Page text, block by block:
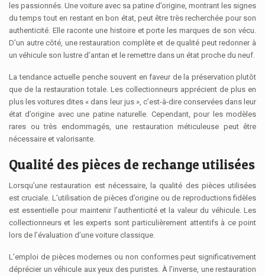
les passionnés. Une voiture avec sa patine d’origine, montrant les signes
du temps tout en restant en bon état, peut être très recherchée pour son
authenticité. Elle raconte une histoire et porte les marques de son vécu.
D’un autre côté, une restauration complète et de qualité peut redonner à
un véhicule son lustre d’antan et le remettre dans un état proche du neuf.
La tendance actuelle penche souvent en faveur de la préservation plutôt
que de la restauration totale. Les collectionneurs apprécient de plus en
plus les voitures dites « dans leur jus », c’est-à-dire conservées dans leur
état d’origine avec une patine naturelle. Cependant, pour les modèles
rares ou très endommagés, une restauration méticuleuse peut être
nécessaire et valorisante.
Qualité des pièces de rechange utilisées
Lorsqu’une restauration est nécessaire, la qualité des pièces utilisées
est cruciale. L’utilisation de pièces d’origine ou de reproductions fidèles
est essentielle pour maintenir l’authenticité et la valeur du véhicule. Les
collectionneurs et les experts sont particulièrement attentifs à ce point
lors de l’évaluation d’une voiture classique.
L’emploi de pièces modernes ou non conformes peut significativement
déprécier un véhicule aux yeux des puristes. À l’inverse, une restauration